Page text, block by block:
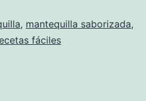
, mantequilla saborizada,
fáciles